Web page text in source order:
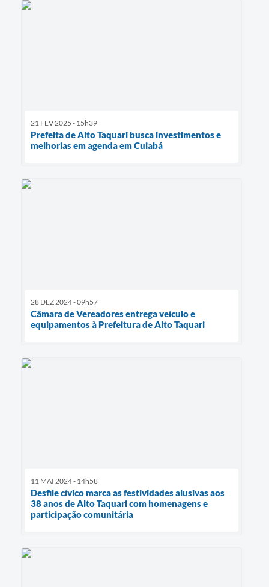
21 FEV 2025 - 15h39
Prefeita de Alto Taquari busca investimentos e
melhorias em agenda em Cuiabá
28 DEZ 2024 - 09h57
Câmara de Vereadores entrega veículo e
equipamentos à Prefeitura de Alto Taquari
11 MAI 2024 - 14h58
Desfile cívico marca as festividades alusivas aos
38 anos de Alto Taquari com homenagens e
participação comunitária